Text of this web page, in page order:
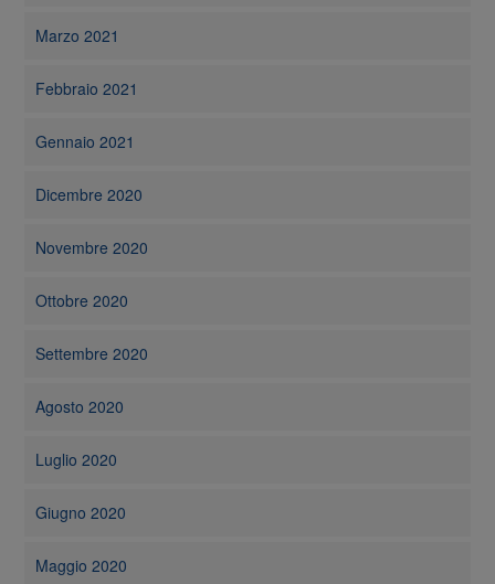
Marzo 2021
Febbraio 2021
Gennaio 2021
Dicembre 2020
Novembre 2020
Ottobre 2020
Settembre 2020
Agosto 2020
Luglio 2020
Giugno 2020
Maggio 2020